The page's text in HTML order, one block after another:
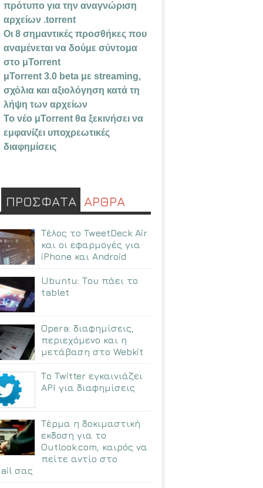
πρότυπο για την αναγνώριση
αρχείων .torrent
Οι 8 σημαντικές προσθήκες που
αναμένεται να δούμε σύντομα
στο μTorrent
μTorrent 3.0 beta με streaming,
σχόλια και αξιολόγηση κατά τη
λήψη των αρχείων
Το νέο μTorrent θα ξεκινήσει να
εμφανίζει υποχρεωτικές
διαφημίσεις
ΠΡΟΣΦΑΤΑ ΑΡΘΡΑ
Τέλος το TweetDeck Air
και οι εφαρμογές για
iPhone και Android
Ubuntu: Tου πάει το
tablet
Opera: διαφημίσεις,
περιεχόμενο και η
μετάβαση στο Webkit
Το Twitter εγκαινιάζει
API για διαφημίσεις
Τέρμα η δοκιμαστική
εκδοση για το
Outlook.com, καιρός να
πείτε αντίο στο
σας